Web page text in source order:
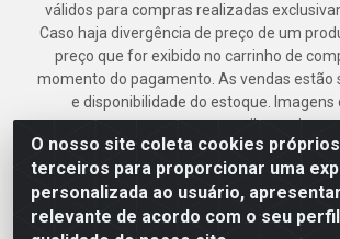
O nosso site coleta cookies
terceiros para proporcionar uma
personalizada ao usuário,
relevante de acordo com o seu
válidos para compras realizadas
Caso haja divergência de preço de um
preço que for exibido no carrinho de
momento do pagamento. As vendas estão
e disponibilidade do estoque. Imagens
meramente ilustrativas.
Armazém Jenipapo Materiais de
LTDA - Rua das Flores, 2691 - Guabiraba,
52.291-630 - CNPJ 41.097.379/